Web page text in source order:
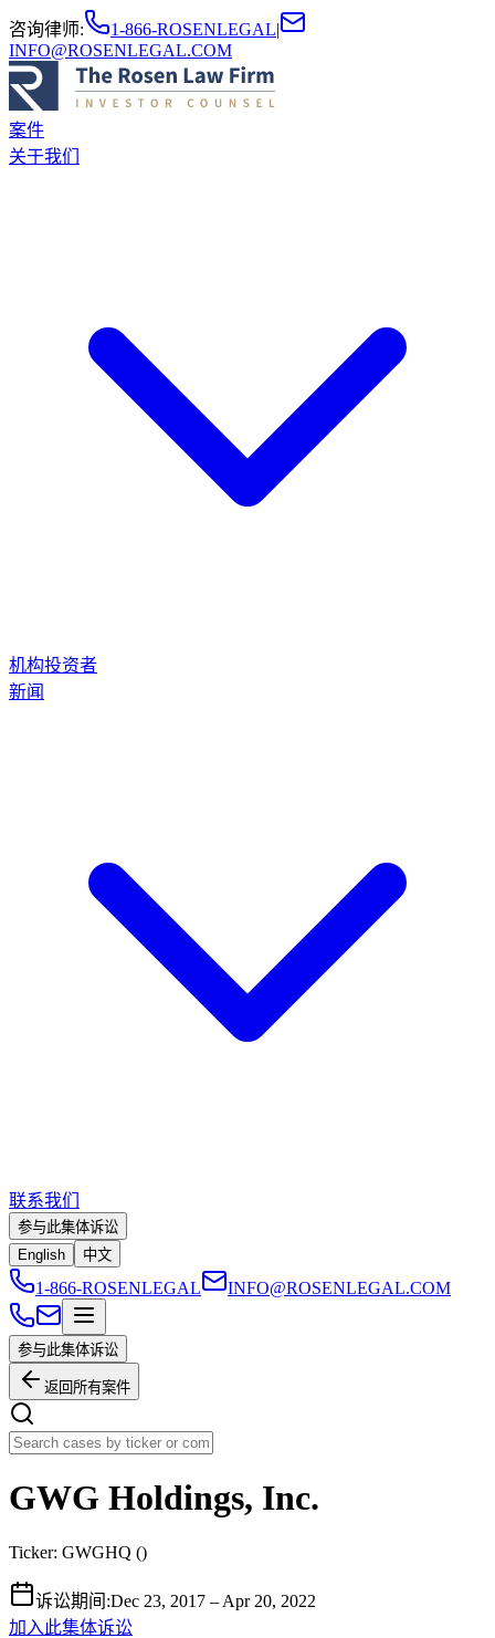
咨询律师: 1-866-ROSENLEGAL|
INFO@ROSENLEGAL.COM
案件
关于我们
机构投资者
新闻
联系我们
参与此集体诉讼
English
中文
1-866-ROSENLEGAL INFO@ROSENLEGAL.COM
参与此集体诉讼
返回所有案件
GWG Holdings, Inc.
Ticker: GWGHQ ()
诉讼期间 :Dec 23, 2017 – Apr 20, 2022
加入此集体诉讼